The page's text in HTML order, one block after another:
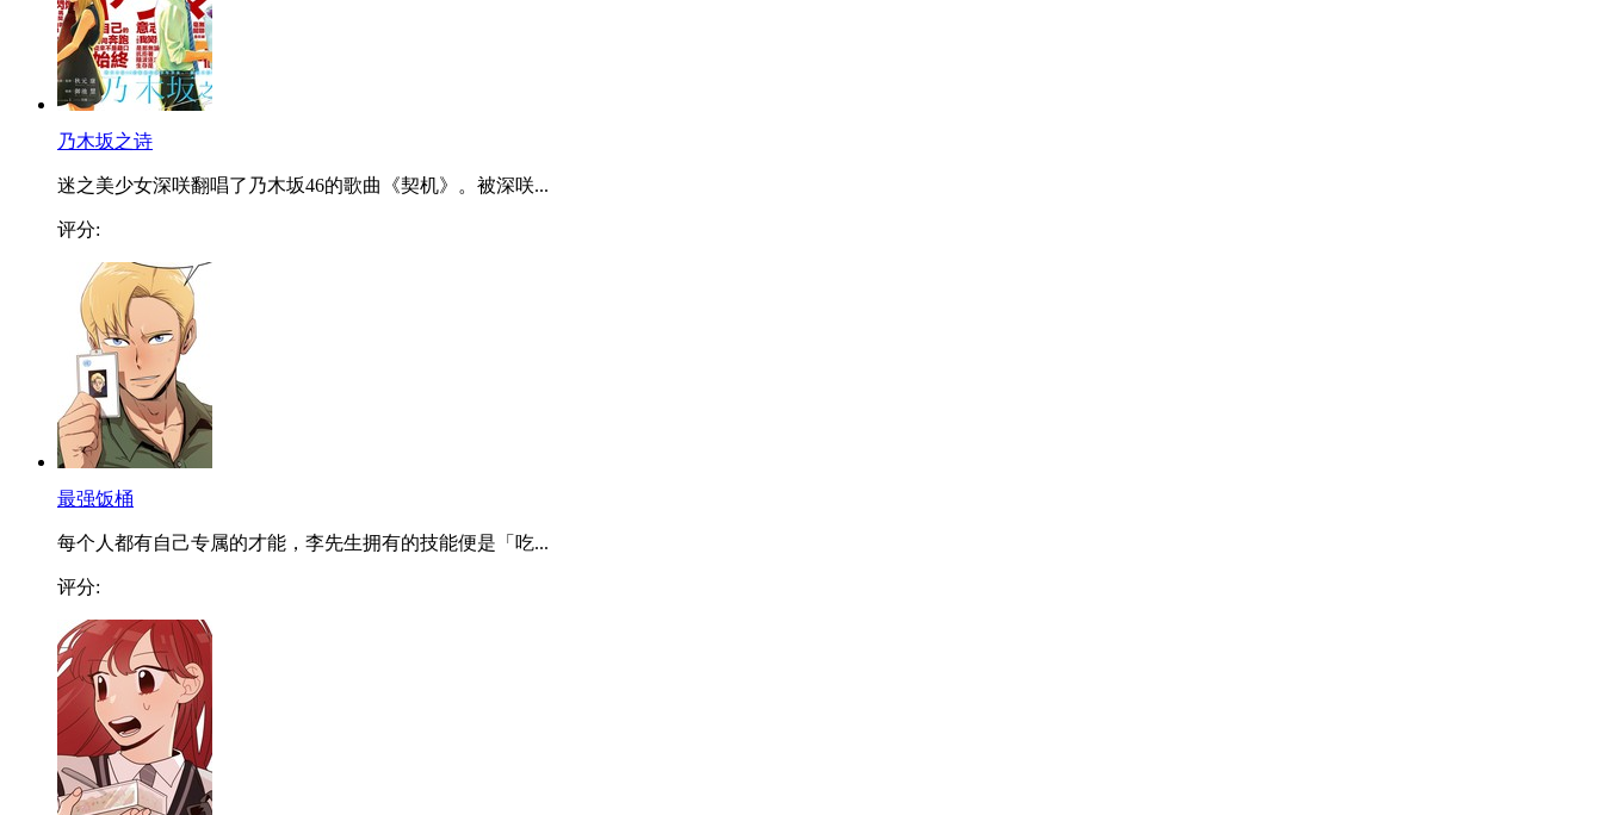
乃木坂之诗
迷之美少女深咲翻唱了乃木坂46的歌曲《契机》。被深咲...
评分:
最强饭桶
每个人都有自己专属的才能，李先生拥有的技能便是「吃...
评分: